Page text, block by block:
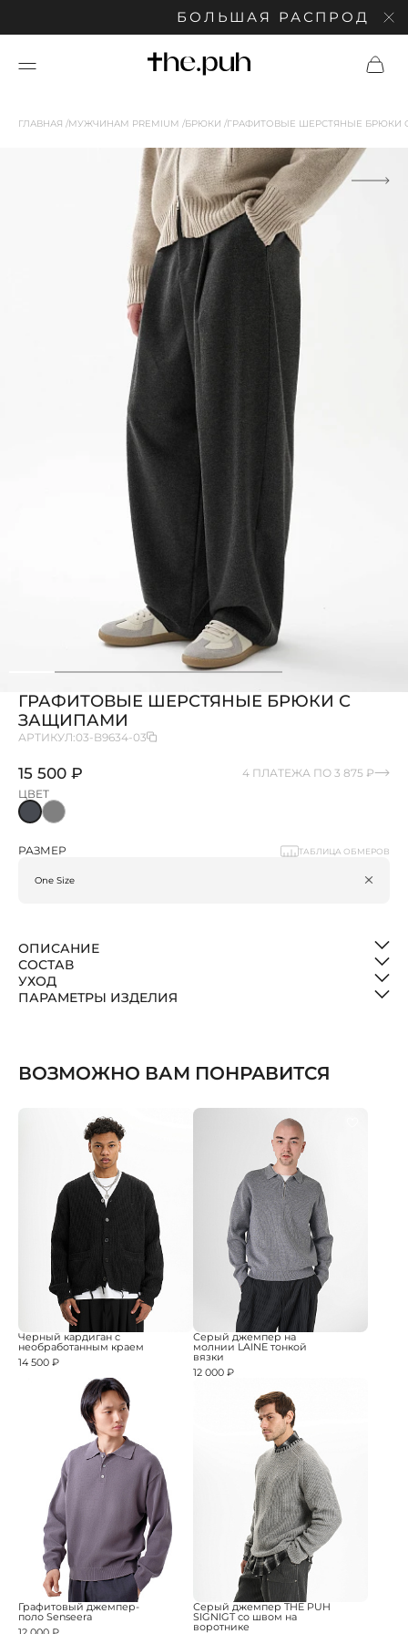
БОЛЬШАЯ РАСПРОДАЖА:
ГЛАВНАЯ МУЖЧИНАМ PREMIUM БРЮКИ ГРАФИТОВЫЕ ШЕРСТЯНЫЕ БРЮКИ
ГРАФИТОВЫЕ ШЕРСТЯНЫЕ БРЮКИ С
ЗАЩИПАМИ
АРТИКУЛ:03-B9634-03
15 500 ₽
4 ПЛАТЕЖА ПО 3 875 ₽
ЦВЕТ
РАЗМЕР ТАБЛИЦА ОБМЕРОВ
ОПИСАНИЕ
СОСТАВ
УХОД
ПАРАМЕТРЫ ИЗДЕЛИЯ
ВОЗМОЖНО ВАМ ПОНРАВИТСЯ
Черный кардиган с
необработанным краем
14 500 ₽
Серый джемпер на
молнии LAINE тонкой
вязки
12 000 ₽
Графитовый джемпер-
поло Senseera
Серый джемпер THE PUH
SIGNIGT со швом на
воротнике